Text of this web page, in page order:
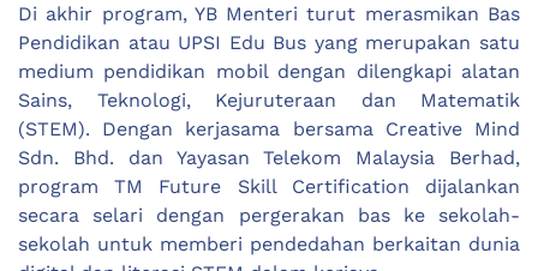
Di akhir program, YB Menteri turut merasmikan Bas
Pendidikan atau UPSI Edu Bus yang merupakan satu
medium pendidikan mobil dengan dilengkapi alatan
Sains, Teknologi, Kejuruteraan dan Matematik
(STEM). Dengan kerjasama bersama Creative Mind
Sdn. Bhd. dan Yayasan Telekom Malaysia Berhad,
program TM Future Skill Certification dijalankan
secara selari dengan pergerakan bas ke sekolah-
sekolah untuk memberi pendedahan berkaitan dunia